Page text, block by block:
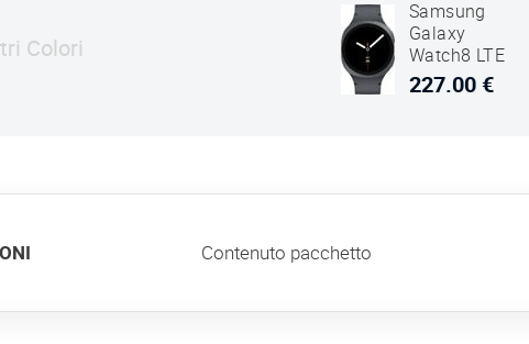
Colori
Samsung
Galaxy
Watch8 LTE
40mm SM-
227.00 €
Contenuto pacchetto